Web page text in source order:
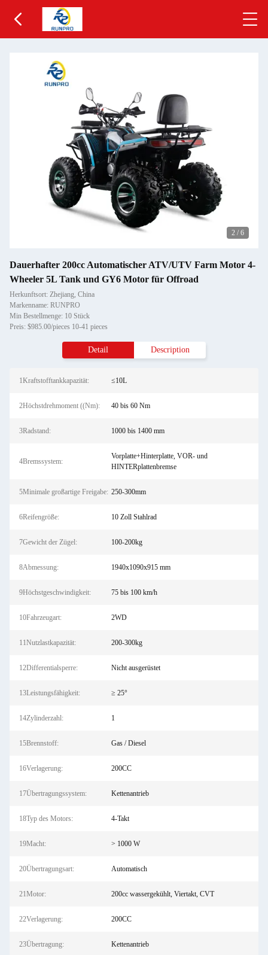
2 / 6
Dauerhafter 200cc Automatischer ATV/UTV Farm Motor 4-
Wheeler 5L Tank und GY6 Motor für Offroad
Herkunftsort: Zhejiang, China
Markenname: RUNPRO
Min Bestellmenge: 10 Stück
Preis: $985.00/pieces 10-41 pieces
Detail Description
1Kraftstofftankkapazität: ≤10L
2Höchstdrehmoment ((Nm): 40 bis 60 Nm
3Radstand: 1000 bis 1400 mm
4Bremssystem:
Vorplatte+Hinterplatte, VOR- und
HINTERplattenbremse
5Minimale großartige Freigabe: 250-300mm
6Reifengröße: 10 Zoll Stahlrad
7Gewicht der Zügel: 100-200kg
8Abmessung: 1940x1090x915 mm
9Höchstgeschwindigkeit: 75 bis 100 km/h
10Fahrzeugart: 2WD
11Nutzlastkapazität: 200-300kg
12Differentialsperre: Nicht ausgerüstet
13Leistungsfähigkeit: ≥ 25°
14Zylinderzahl: 1
15Brennstoff: Gas / Diesel
16Verlagerung: 200CC
17Übertragungssystem: Kettenantrieb
18Typ des Motors: 4-Takt
19Macht: > 1000 W
20Übertragungsart: Automatisch
21Motor: 200cc wassergekühlt, Viertakt, CVT
22Verlagerung: 200CC
23Übertragung: Kettenantrieb